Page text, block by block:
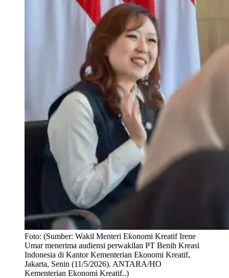
Foto: (Sumber: Wakil Menteri Ekonomi Kreatif Irene
Umar menerima audiensi perwakilan PT Benih Kreasi
Indonesia di Kantor Kementerian Ekonomi Kreatif,
Jakarta, Senin (11/5/2026). ANTARA/HO
Kementerian Ekonomi Kreatif..)